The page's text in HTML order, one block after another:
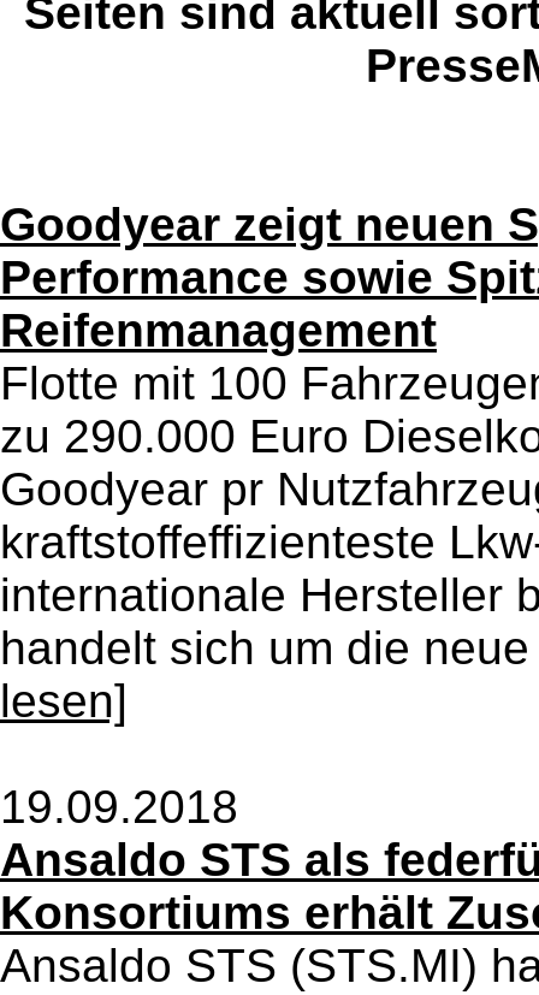
Seiten sind aktuell
Goodyear zeigt neuen
Performance sowie
Reifenmanagement
Flotte mit 100
zu 290.000 Euro
Goodyear pr
kraftstoffeffizienteste
internationale Hersteller
handelt sich um die
lesen]
19.09.2018
Ansaldo STS als
Konsortiums erhält
Ansaldo STS (STS.MI)